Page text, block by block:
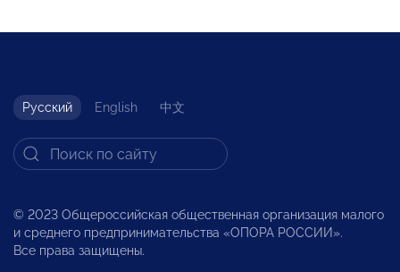
Русский English 中文
© 2023 Общероссийская общественная организация малого
и среднего предпринимательства «ОПОРА РОССИИ».
Все права защищены.